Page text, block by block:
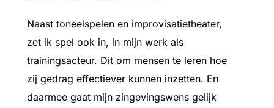
Naast toneelspelen en improvisatietheater,
zet ik spel ook in, in mijn werk als
trainingsacteur. Dit om mensen te leren hoe
zij gedrag effectiever kunnen inzetten. En
daarmee gaat mijn zingevingswens gelijk